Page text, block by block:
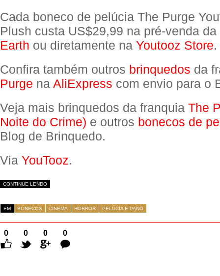
Cada boneco de pelúcia The Purge
Plush custa US$29,99 na pré-venda da
Earth ou diretamente na Youtooz Store.
Confira também outros brinquedos da
Purge na AliExpress com envio para o
Veja mais brinquedos da franquia The
Noite do Crime) e outros bonecos de
Blog de Brinquedo.
Via YouTooz.
CONTINUE LENDO
EM BONECOS CINEMA HORROR PELÚCIA E PANO
0 0 0
0
Comentários